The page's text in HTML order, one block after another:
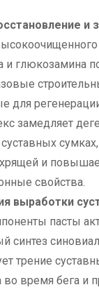
и
и глюкозамина
для
замедляет
и
свойства.
выработки
пасты
синтез
трение
во время бега и